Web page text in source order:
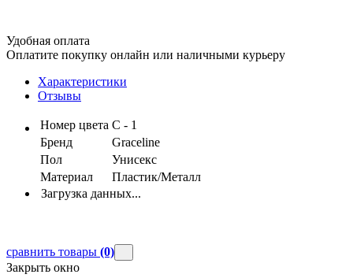
Удобная оплата
Оплатите покупку онлайн или наличными курьеру
Характеристики
Отзывы
Номер цвета С - 1
Бренд
Graceline
Пол
Унисекс
Материал
Пластик/Металл
Загрузка данных...
сравнить товары (0)
Закрыть окно